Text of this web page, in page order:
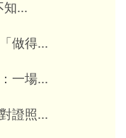
知...
做得...
一場...
證照...